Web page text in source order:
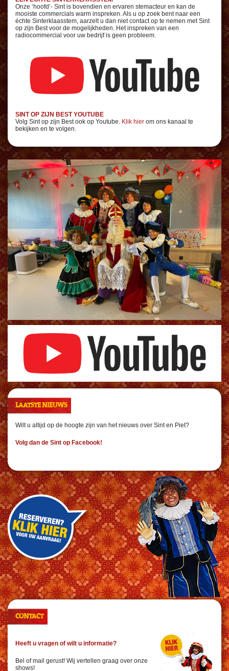
Onze ‘hoofd’- Sint is bovendien en ervaren stemacteur en kan de
mooiste commercials warm inspreken. Als u op zoek bent naar een
échte Sinterklaasstem, aarzelt u dan niet contact op te nemen met Sint
op zijn Best voor de mogelijkheden. Het inspreken van een
radiocommercial voor uw bedrijf is geen probleem.
SINT OP ZIJN BEST YOUTUBE
Volg Sint op zijn Best ook op Youtube. Klik hier om ons kanaal te
bekijken en te volgen.
LAATSTE NIEUWS
Wilt u altijd op de hoogte zijn van het nieuws over Sint en Piet?
Volg dan de Sint op Facebook!
CONTACT
Heeft u vragen of wilt u informatie?
Bel of mail gerust! Wij vertellen graag over onze
shows!